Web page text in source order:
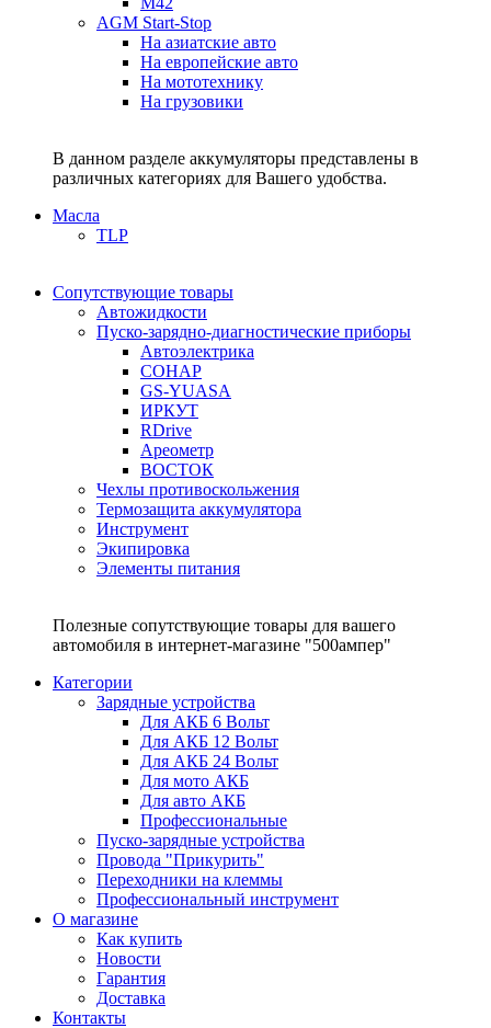
AGM Start-Stop
На азиатские авто
На европейские авто
На мототехнику
На грузовики
В данном разделе аккумуляторы представлены в
различных категориях для Вашего удобства.
Масла
TLP
Сопутствующие товары
Автожидкости
Пуско-зарядно-диагностические приборы
Автоэлектрика
СОНАР
GS-YUASA
ИРКУТ
RDrive
Ареометр
ВОСТОК
Чехлы противоскольжения
Термозащита аккумулятора
Инструмент
Экипировка
Элементы питания
Полезные сопутствующие товары для вашего
автомобиля в интернет-магазине "500ампер"
Категории
Зарядные устройства
Для АКБ 6 Вольт
Для АКБ 12 Вольт
Для АКБ 24 Вольт
Для мото АКБ
Для авто АКБ
Профессиональные
Пуско-зарядные устройства
Провода "Прикурить"
Переходники на клеммы
Профессиональный инструмент
О магазине
Как купить
Новости
Гарантия
Доставка
Контакты